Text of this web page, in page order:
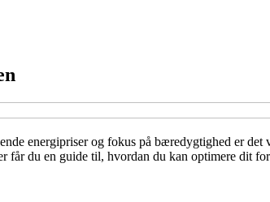
energipriser og fokus på bæredygtighed er
får du en guide til, hvordan du kan optimere dit